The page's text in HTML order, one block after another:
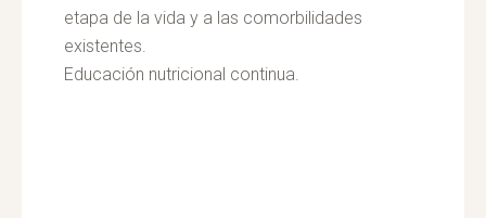
etapa de la vida y a las comorbilidades
existentes.
Educación nutricional continua.